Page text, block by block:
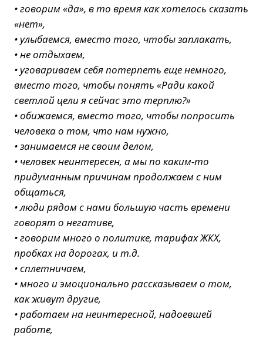
• говорим «да», в то время как хотелось сказать
«нет»,
• улыбаемся, вместо того, чтобы заплакать,
• не отдыхаем,
• уговариваем себя потерпеть еще немного,
вместо того, чтобы понять «Ради какой
светлой цели я сейчас это терплю?»
• обижаемся, вместо того, чтобы попросить
человека о том, что нам нужно,
• занимаемся не своим делом,
• человек неинтересен, а мы по каким-то
придуманным причинам продолжаем с ним
общаться,
• люди рядом с нами большую часть времени
говорят о негативе,
• говорим много о политике, тарифах ЖКХ,
пробках на дорогах, и т.д.
• сплетничаем,
• много и эмоционально рассказываем о том,
как живут другие,
• работаем на неинтересной, надоевшей
работе,